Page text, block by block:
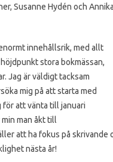
Susanne Hydén och
innehållsrik, med allt
stora bokmässan,
Jag är väldigt tacksam
mig på att starta med
att vänta till januari
man åkt till
att ha fokus på
nästa år!